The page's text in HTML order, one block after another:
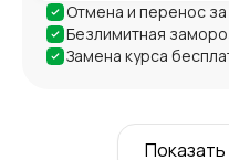
Отмена и перенос
Безлимитная
Замена курса